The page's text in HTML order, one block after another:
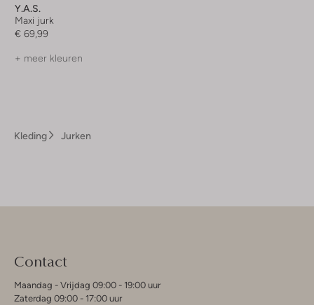
Y.a.s.
Maxi jurk
€ 69,99
+ meer kleuren
Kleding Jurken
Contact
Maandag - Vrijdag 09:00 - 19:00 uur
Zaterdag 09:00 - 17:00 uur